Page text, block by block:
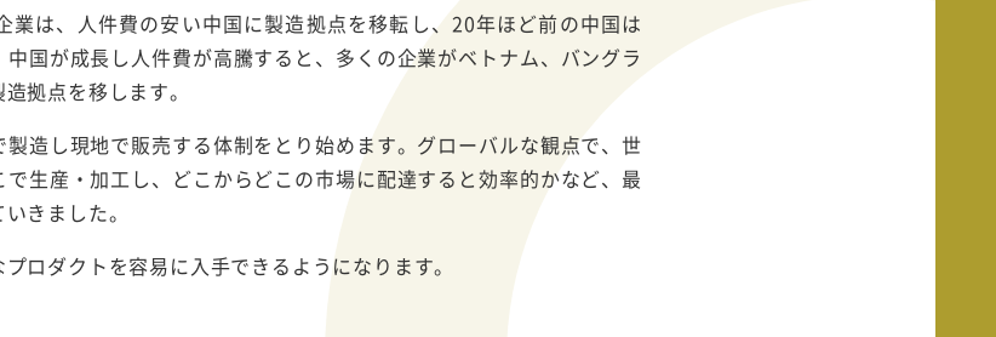
業は、人件費の安い中国に製造拠点を移転し、20年ほど前の中国は
中国が成長し人件費が高騰すると、多くの企業がベトナム、バングラ
拠点を移します。
造し現地で販売する体制をとり始めます。グローバルな観点で、世
生産・加工し、どこからどこの市場に配達すると効率的かなど、最
きました。
ロダクトを容易に入手できるようになります。